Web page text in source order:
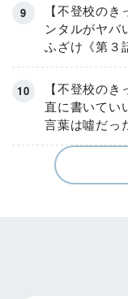
【不登校の
ンタルがヤバ
ふざけ《第３
【不登校の
直に書いてい
言葉は噓だっ